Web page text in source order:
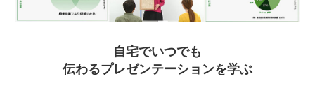
自宅でいつでも
伝わるプレゼンテーションを学ぶ